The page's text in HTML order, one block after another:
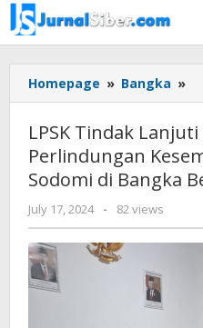
Skip
to
content
Homepage » Bangka »
di
LPSK Tindak
Perlindungan
Sodomi di Bangka
July 17, 2024
by
Jurnalsiber
- 82 views